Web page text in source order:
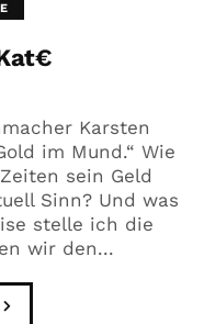
Karsten
im Mund.“ Wie
sein Geld
Sinn? Und was
stelle ich die
wir den...